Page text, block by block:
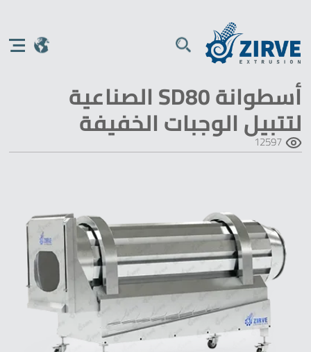
أسطوانة SD80 الصناعية
لتتبيل الوجبات الخفيفة
12597